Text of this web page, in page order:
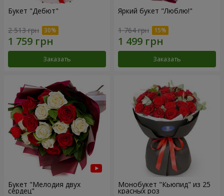
Букет "Дебют"
2 513 грн
Заказать
Яркий букет "Люблю!"
1 764 грн
Заказать
Букет "Мелодия двух
сердец"
Монобукет "Кьюпид" из 25
красных роз